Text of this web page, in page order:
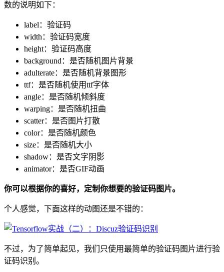
数的说明如下：
label：验证码
width：验证码宽度
height：验证码高度
background：是否随机图片背景
adulterate：是否随机背景图形
ttf：是否随机使用ttf字体
angle：是否随机倾斜度
warping：是否随机扭曲
scatter：是否图片打散
color：是否随机颜色
size：是否随机大小
shadow：是否文字阴影
animator：是否GIF动画
你可以根据你的喜好，定制你想要的验证码图片。
个人感觉，下面这样的动图还是不错的：
不过，为了简单起见，我们只使用最简单的验证码图片进行验
证码识别。